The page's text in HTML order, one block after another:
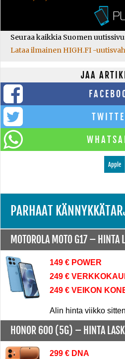
Seuraa kaikkia Suomen
Lataa ilmainen HIGH.FI -
JAA
Apple
PARHAAT
MOTOROLA MOTO G17 – HINTA
149 € POWER
249 €
249 € VEIKON
Alin hinta viikko
HONOR 600 (5G) – HINTA
299 € DNA